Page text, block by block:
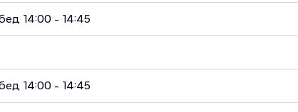
14:00 - 14:45
14:00 - 14:45